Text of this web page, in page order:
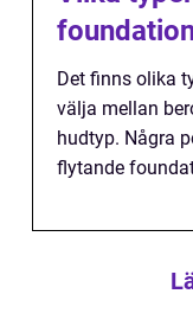
Det finns olika
välja mellan
hudtyp. Några
flytande